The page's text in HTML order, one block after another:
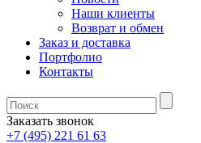
Наши клиенты
Возврат и обмен
Заказ и доставка
Портфолио
Контакты
Заказать звонок
+7 (495) 221 61 63